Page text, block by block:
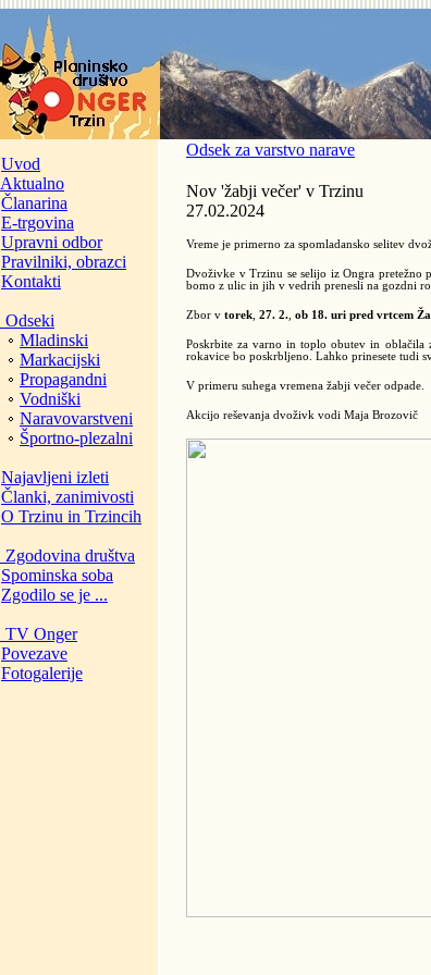
Uvod
Aktualno
Članarina
E-trgovina
Upravni odbor
Pravilniki, obrazci
Kontakti
Odseki
Mladinski
Markacijski
Propagandni
Vodniški
Naravovarstveni
Športno-plezalni
Najavljeni izleti
Članki, zanimivosti
O Trzinu in Trzincih
Zgodovina društva
Spominska soba
Zgodilo se je ...
TV Onger
Povezave
Fotogalerije
Odsek za varstvo narave
Nov 'žabji večer' v Trzinu
27.02.2024
Vreme je primerno za spomladansko selitev
Dvoživke v Trzinu se selijo iz Ongra pretežno
bomo z ulic in jih v vedrih prenesli na gozdni
Zbor v torek 27. 2. ob 18. uri pred vrtcem
Poskrbite za varno in toplo obutev in oblačila
rokavice bo poskrbljeno. Lahko prinesete tudi
V primeru suhega vremena žabji večer odpade.
Akcijo reševanja dvoživk vodi Maja Brozovič